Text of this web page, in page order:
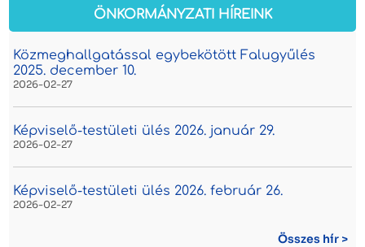
ÖNKORMÁNYZATI HÍREINK
Közmeghallgatással egybekötött Falugyűlés
2025. december 10.
2026-02-27
Képviselő-testületi ülés 2026. január 29.
2026-02-27
Képviselő-testületi ülés 2026. február 26.
2026-02-27
Összes hír >